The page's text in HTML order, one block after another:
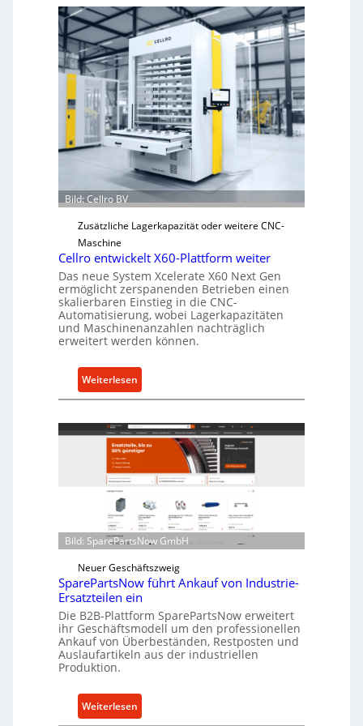
c
h
n
i
c
h
e
r
Ü
b
s
t
s
c
u
t
z
f
ü
r
i
n
d
i
r
k
t
A
n
t
i
Bild: Cellro BV
Zusätzliche Lagerkapazität oder weitere CNC-
Maschine
Cellro entwickelt X60-Plattform weiter
Das neue System Xcelerate X60 Next Gen
ermöglicht zerspanenden Betrieben einen
skalierbaren Einstieg in die CNC-
Automatisierung, wobei Lagerkapazitäten
und Maschinenanzahlen nachträglich
erweitert werden können.
Weiterlesen
C
l
l
n
t
w
i
c
k
e
l
t
-
Bild: SparePartsNow GmbH
Neuer Geschäftszweig
SparePartsNow führt Ankauf von Industrie-
Ersatzteilen ein
Die B2B-Plattform SparePartsNow erweitert
ihr Geschäftsmodell um den professionellen
Ankauf von Überbeständen, Restposten und
Auslaufartikeln aus der industriellen
Produktion.
Weiterlesen
S